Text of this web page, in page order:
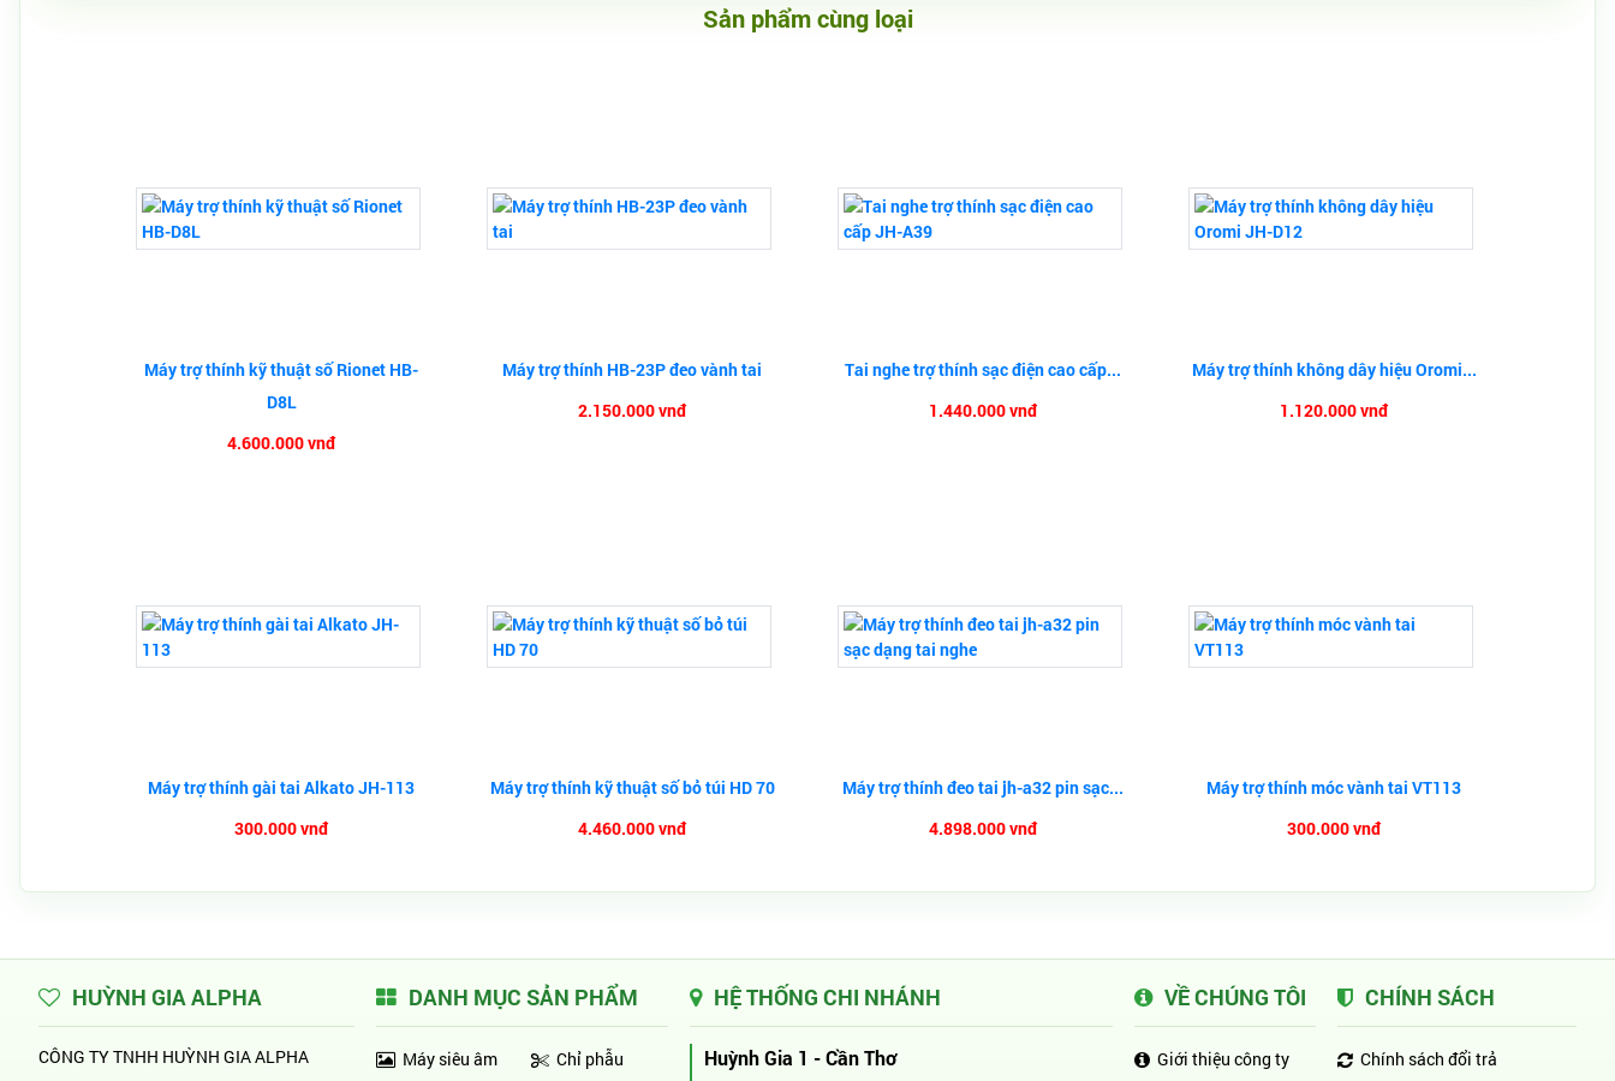
Sản phẩm cùng loại
Máy trợ thính kỹ thuật số Rionet HB-
D8L
4.600.000 vnđ
Máy trợ thính HB-23P đeo vành tai
2.150.000 vnđ
Tai nghe trợ thính sạc điện cao cấp...
1.440.000 vnđ
Máy trợ thính không dây hiệu Oromi...
1.120.000 vnđ
Máy trợ thính gài tai Alkato JH-113
300.000 vnđ
Máy trợ thính kỹ thuật số bỏ túi HD 70
4.460.000 vnđ
Máy trợ thính đeo tai jh-a32 pin sạc...
4.898.000 vnđ
Máy trợ thính móc vành tai VT113
300.000 vnđ
HUỲNH GIA ALPHA
CÔNG TY TNHH HUỲNH GIA ALPHA
DANH MỤC SẢN PHẨM
Máy siêu âm
Chỉ phẫu
HỆ THỐNG CHI NHÁNH
Huỳnh Gia 1 - Cần Thơ
VỀ CHÚNG TÔI
Giới thiệu công ty
CHÍNH SÁCH
Chính sách đổi trả